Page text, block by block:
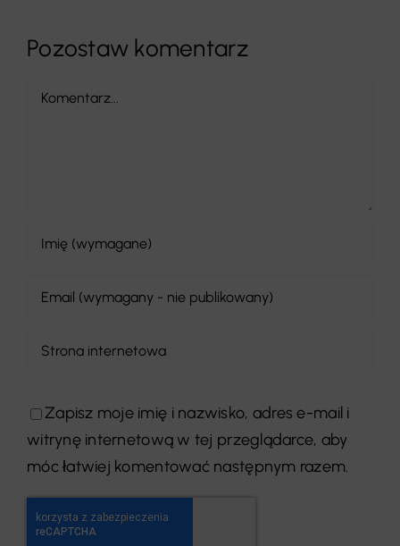
Pozostaw komentarz
Comment
Zapisz moje imię i nazwisko, adres e-mail i
witrynę internetową w tej przeglądarce, aby
móc łatwiej komentować następnym razem.